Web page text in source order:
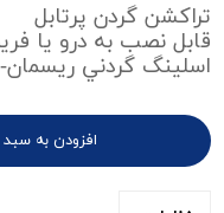
تراكشن گردن پرتابل
قابل نصب به درو يا
اسلينگ گردني
افزودن به